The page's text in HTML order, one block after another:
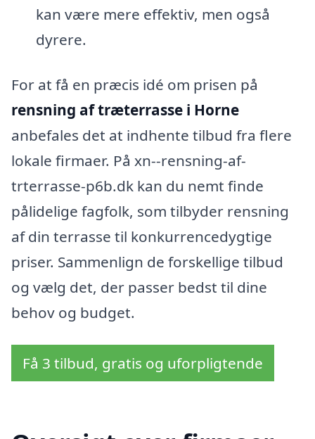
kan være mere effektiv, men også
dyrere.
For at få en præcis idé om prisen på
rensning af træterrasse i Horne
anbefales det at indhente tilbud fra flere
lokale firmaer. På xn--rensning-af-
trterrasse-p6b.dk kan du nemt finde
pålidelige fagfolk, som tilbyder rensning
af din terrasse til konkurrencedygtige
priser. Sammenlign de forskellige tilbud
og vælg det, der passer bedst til dine
behov og budget.
Få 3 tilbud, gratis og uforpligtende